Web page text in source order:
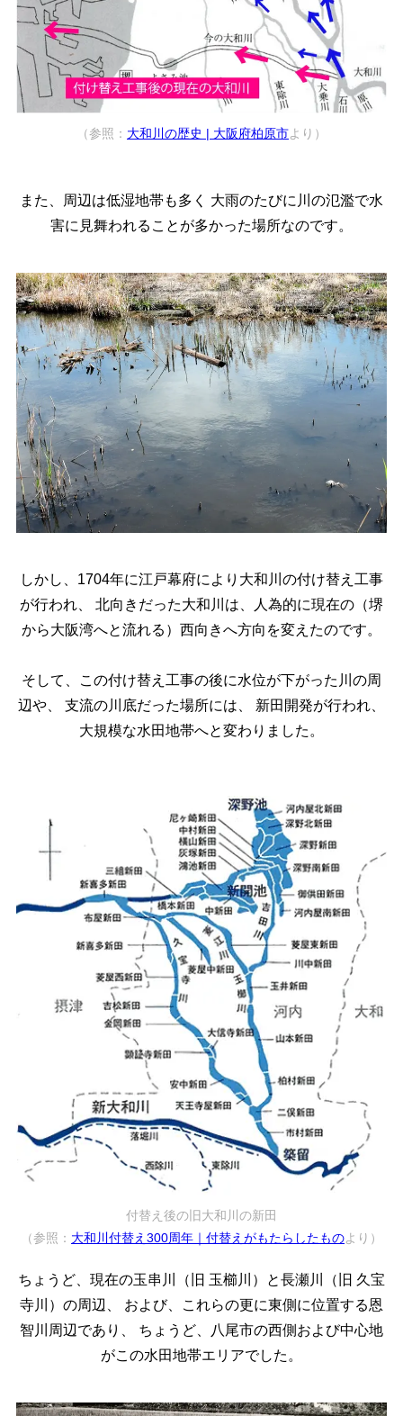
（参照： 大和川の歴史 | 大阪府柏原市より）
また、周辺は低湿地帯も多く
大雨のたびに川の氾濫で水
害に見舞われることが多かった場所なのです。
しかし、1704年に江戸幕府により大和川の付け替え工事
が行われ、
北向きだった大和川は、人為的に現在の（堺
から大阪湾へと流れる）西向きへ方向を変えたのです。
そして、この付け替え工事の後に水位が下がった川の周
辺や、
支流の川底だった場所には、
新田開発が行われ、
大規模な水田地帯へと変わりました。
付替え後の旧大和川の新田
（参照： 大和川付替え300周年｜付替えがもたらしたものより）
ちょうど、現在の玉串川（旧 玉櫛川）と長瀬川（旧 久宝
寺川）の周辺、
および、これらの更に東側に位置する恩
智川周辺であり、
ちょうど、八尾市の西側および中心地
がこの水田地帯エリアでした。